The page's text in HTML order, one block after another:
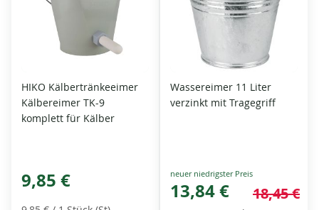
HIKO Kälbertränkeeimer
Kälbereimer TK-9
komplett für Kälber
9,85 €
Wassereimer 11 Liter
verzinkt mit Tragegriff
Special
Price
13,84 € 18,45 €